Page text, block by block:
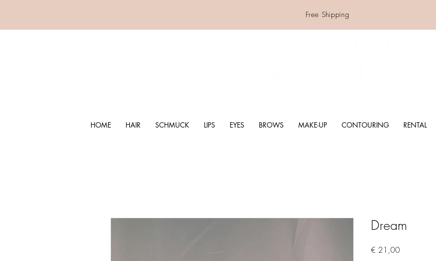
Free Shipping
HOME HAIR SCHMUCK LIPS EYES BROWS MAKE-UP CONTOURING RENTAL
Dream
€ 21,00Preis